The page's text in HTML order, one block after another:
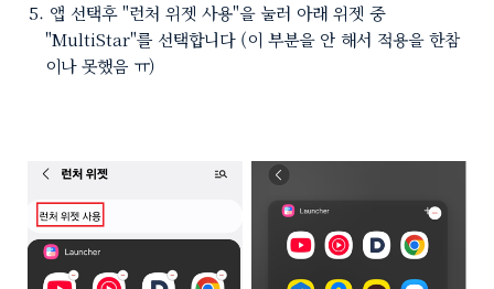
앱 선택후 "런처 위젯 사용"을 눌러 아래 위젯 중
"MultiStar"를 선택합니다 (이 부분을 안 해서 적용을 한참
이나 못했음 ㅠ)